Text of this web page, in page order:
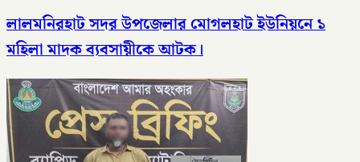
লালমনিরহাট সদর উপজেলার মোগলহাট ইউনিয়নে ১
মহিলা মাদক ব্যবসায়ীকে আটক।